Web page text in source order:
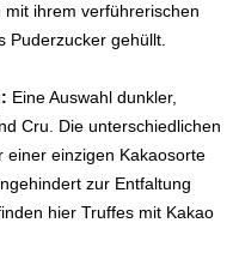
ihrem verführerischen
Puderzucker gehüllt.
Eine Auswahl dunkler,
Cru. Die unterschiedlichen
einer einzigen Kakaosorte
zur Entfaltung
hier Truffes mit Kakao